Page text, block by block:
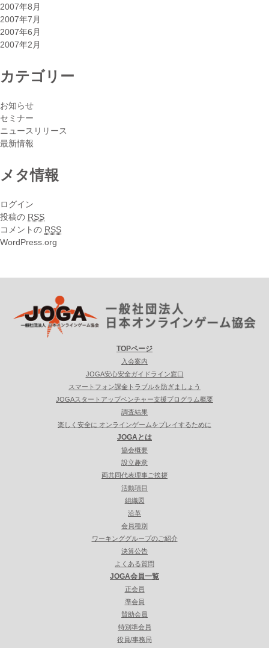
2007年8月
2007年7月
2007年6月
2007年2月
カテゴリー
お知らせ
セミナー
ニュースリリース
最新情報
メタ情報
ログイン
投稿の RSS
コメントの RSS
WordPress.org
TOPページ
入会案内
JOGA安心安全ガイドライン窓口
スマートフォン課金トラブルを防ぎましょう
JOGAスタートアップベンチャー支援プログラム概要
調査結果
楽しく安全に オンラインゲームをプレイするために
JOGAとは
協会概要
設立趣意
両共同代表理事ご挨拶
活動項目
組織図
沿革
会員種別
ワーキンググループのご紹介
決算公告
よくある質問
JOGA会員一覧
正会員
準会員
賛助会員
特別準会員
役員/事務局